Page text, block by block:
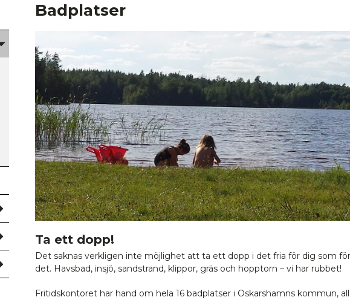
Undermeny
för
Undermeny
Arena
Oskarshamn
Undermeny
Friluftsliv
rekreation
Undermeny
Motion
Badplatser
Ta ett dopp!
Det saknas verkligen inte möjlighet att ta ett dopp i det fria för dig som
det. Havsbad, insjö, sandstrand, klippor, gräs och hopptorn – vi har rubbet!
Fritidskontoret har hand om hela 16 badplatser i Oskarshamns kommun,